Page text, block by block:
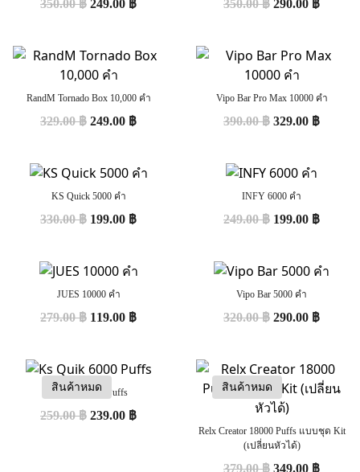
350.00฿ 249.00 ฿ 350.00฿ 290.00 ฿
RandM Tornado Box 10,000 คำ
329.00฿ 249.00 ฿
Vipo Bar Pro Max 10000 คำ
390.00฿ 329.00 ฿
KS Quick 5000 คำ
330.00฿ 199.00 ฿
INFY 6000 คำ
249.00฿ 199.00 ฿
JUES 10000 คำ
279.00฿ 119.00 ฿
Vipo Bar 5000 คำ
320.00฿ 290.00 ฿
สินค้าหมด
Ks Quik 6000 Puffs
259.00฿ 239.00 ฿
สินค้าหมด
Relx Creator 18000 Puffs แบบชุด Kit
(เปลี่ยนหัวได้)
379.00฿ 349.00 ฿